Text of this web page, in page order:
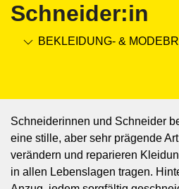
Schneider:in
BEKLEIDUNG- &
Schneiderinnen und Schneider
eine stille, aber sehr prägende
verändern und reparieren
in allen Lebenslagen tragen.